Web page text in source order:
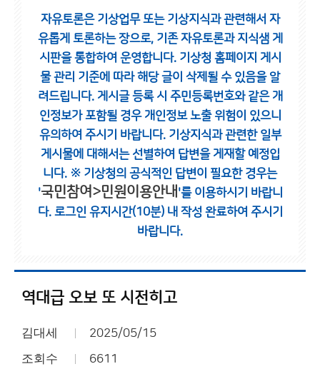
자유토론은 기상업무 또는 기상지식과 관련해서 자
유롭게 토론하는 장으로, 기존 자유토론과 지식샘 게
시판을 통합하여 운영합니다. 기상청 홈페이지 게시
물 관리 기준에 따라 해당 글이 삭제될 수 있음을 알
려드립니다. 게시글 등록 시 주민등록번호와 같은 개
인정보가 포함될 경우 개인정보 노출 위험이 있으니
유의하여 주시기 바랍니다. 기상지식과 관련한 일부
게시물에 대해서는 선별하여 답변을 게재할 예정입
니다. ※ 기상청의 공식적인 답변이 필요한 경우는
'국민참여>민원이용안내 '를 이용하시기 바랍니
다. 로그인 유지시간(10분) 내 작성 완료하여 주시기
바랍니다.
역대급 오보 또 시전히고
김대세 2025/05/15
조회수 6611